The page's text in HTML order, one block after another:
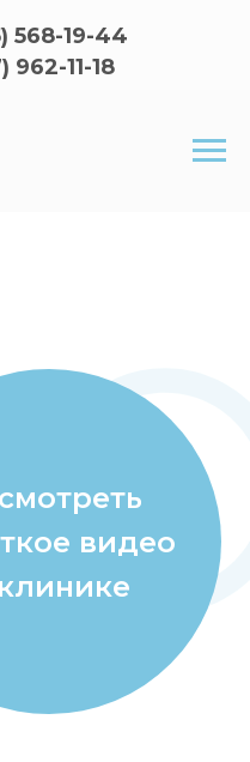
962-11-18
568-19-44
видео